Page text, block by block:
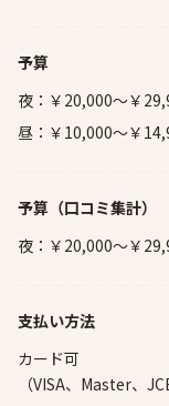
予算
夜：￥20,000～￥
昼：￥10,000～￥
予算 （口コミ集計）
夜：￥20,000～￥
支払い方法
カード可
（VISA、Master、